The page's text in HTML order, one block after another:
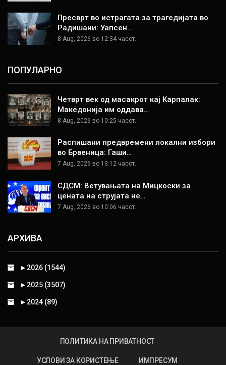
Пресврт во истрагата за трагедијата во
Радишани: Уапсен…
8 Aug, 2026 во 12:34 часот.
ПОПУЛАРНО
Четврт век од масакрот кај Карпалак:
Македонија им оддава…
8 Aug, 2026 во 10:25 часот.
Распишани предвремени локални избори
во Брвеница: Гаши…
7 Aug, 2026 во 13:12 часот.
СДСМ: Ветувањата на Мицкоски за
цената на струјата не…
7 Aug, 2026 во 10:06 часот.
АРХИВА
► 2026 (1544)
► 2025 (3507)
► 2024 (89)
ПОЛИТИКА НА ПРИВАТНОСТ
УСЛОВИ ЗА КОРИСТЕЊЕ ИМПРЕСУМ